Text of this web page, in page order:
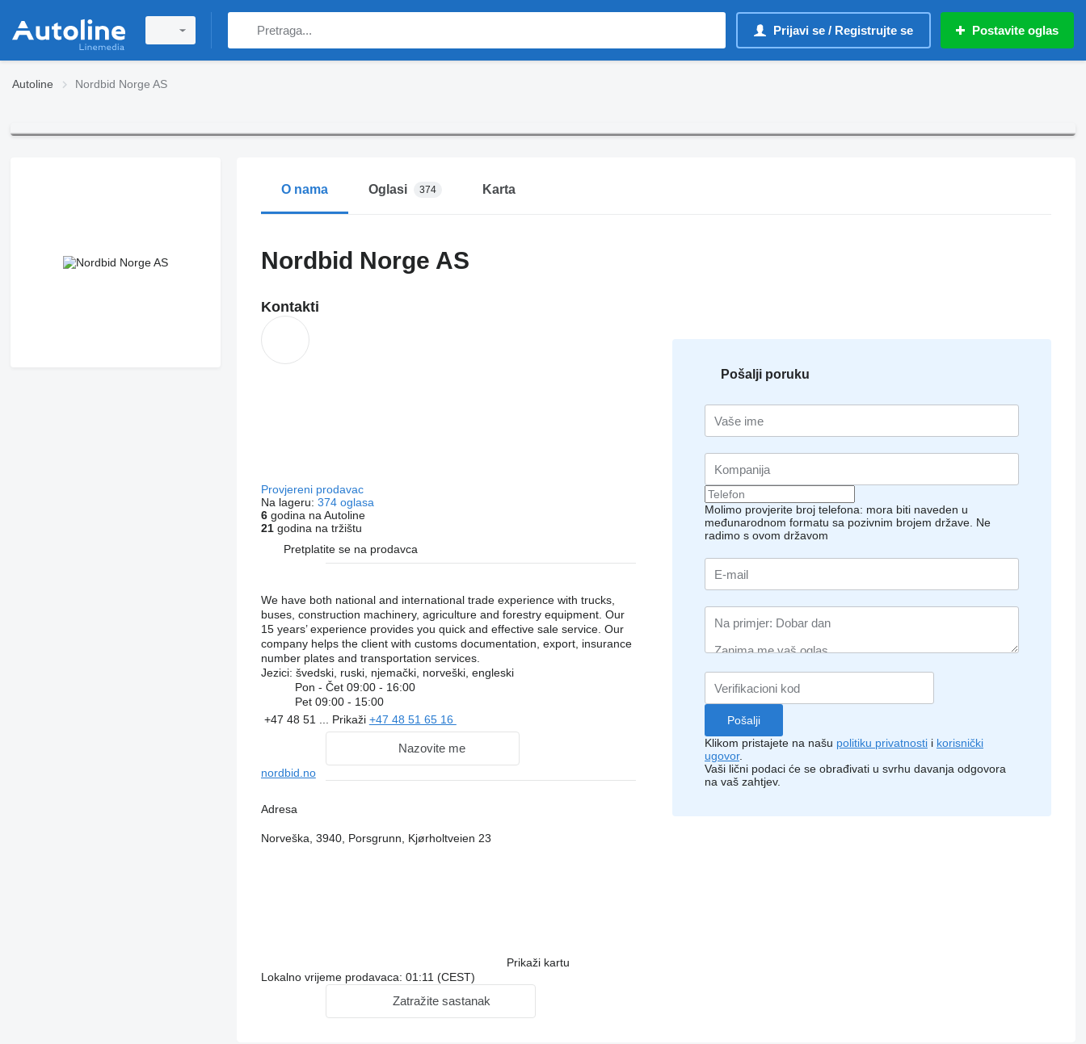
Prijavi se / Registrujte se Postavite oglas
Autoline Nordbid Norge AS
O nama Oglasi 374 Karta
Nordbid Norge AS
Kontakti
Provjereni prodavac
Na lageru: 374 oglasa
6godina na Autoline
21godina na tržištu
Pretplatite se na prodavca
We have both national and international trade experience with trucks,
buses, construction machinery, agriculture and forestry equipment. Our
15 years’ experience provides you quick and effective sale service. Our
company helps the client with customs documentation, export, insurance
number plates and transportation services.
Jezici: švedski, ruski, njemački, norveški, engleski
Pon - Čet 09:00 - 16:00
Pet 09:00 - 15:00
+47 48 51 ... Prikaži +47 48 51 65 16
Nazovite me
nordbid.no
Adresa
Norveška, 3940, Porsgrunn, Kjørholtveien 23
Prikaži kartu
Lokalno vrijeme prodavaca: 01:11 (CEST)
Zatražite sastanak
Pošalji poruku
Molimo provjerite broj telefona: mora biti naveden u
međunarodnom formatu sa pozivnim brojem države. Ne
radimo s ovom državom
Klikom pristajete na našu politiku privatnosti i korisnički
ugovor.
Vaši lični podaci će se obrađivati ​​u svrhu davanja odgovora
na vaš zahtjev.